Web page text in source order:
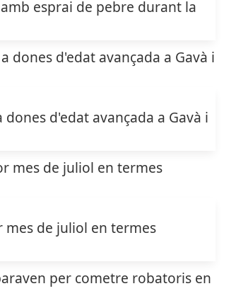
esprai de pebre durant la
d'edat avançada a Gavà i
mes de juliol en termes